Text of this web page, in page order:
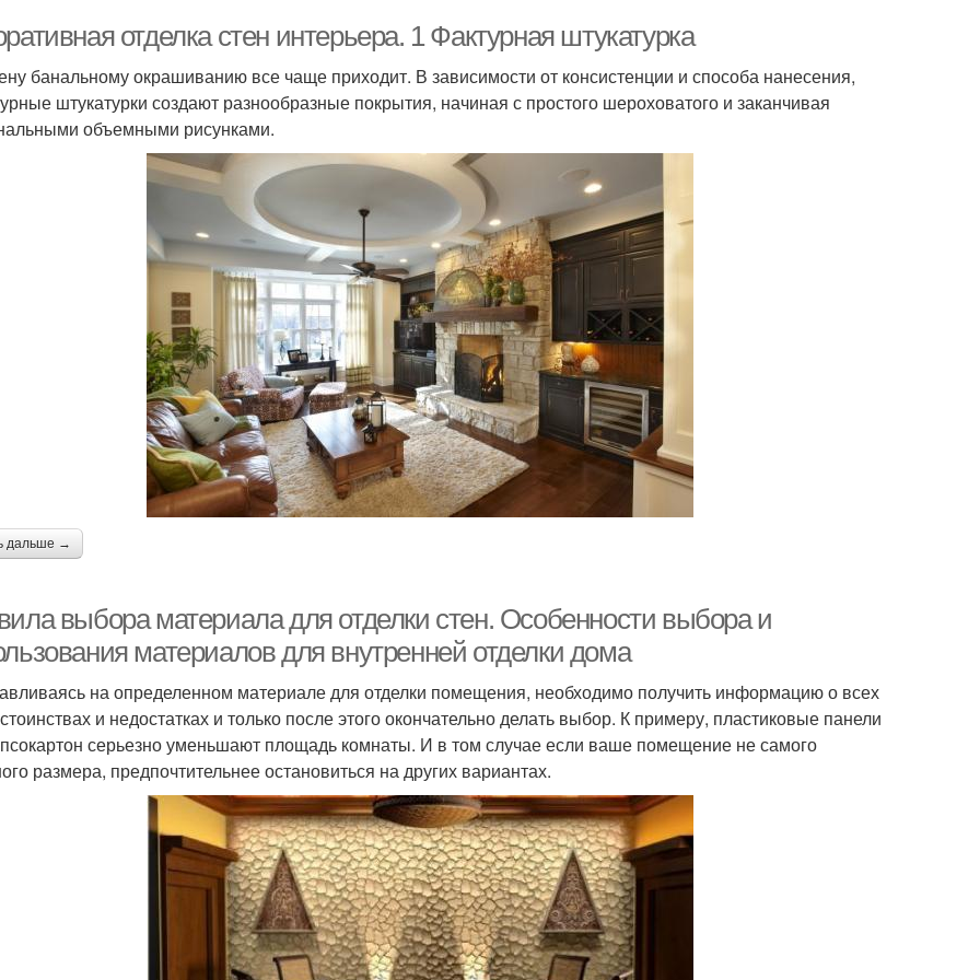
отделка стен интерьера. 1 Фактурная штукатурка
банальному окрашиванию все чаще приходит. В зависимости от консистенции и способа нанесения,
штукатурки создают разнообразные покрытия, начиная с простого шероховатого и заканчивая
объемными рисунками.
дальше →
выбора материала для отделки стен. Особенности выбора и
материалов для внутренней отделки дома
на определенном материале для отделки помещения, необходимо получить информацию о всех
и недостатках и только после этого окончательно делать выбор. К примеру, пластиковые панели
серьезно уменьшают площадь комнаты. И в том случае если ваше помещение не самого
размера, предпочтительнее остановиться на других вариантах.